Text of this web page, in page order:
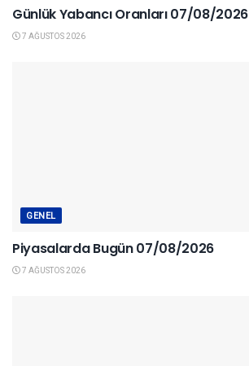
Günlük Yabancı Oranları 07/08/2026
7 AĞUSTOS 2026
GENEL
Piyasalarda Bugün 07/08/2026
7 AĞUSTOS 2026